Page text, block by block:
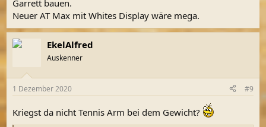
Garrett bauen.
Neuer AT Max mit Whites Display wäre mega.
EkelAlfred
Auskenner
1 Dezember 2020 #9
Kriegst da nicht Tennis Arm bei dem Gewicht?